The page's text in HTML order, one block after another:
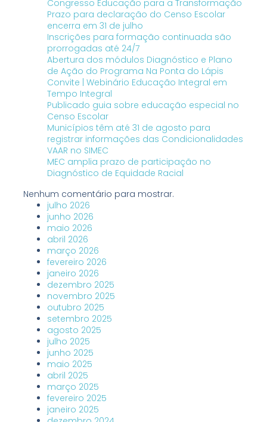
Congresso Educação para a Transformação
Prazo para declaração do Censo Escolar
encerra em 31 de julho
Inscrições para formação continuada são
prorrogadas até 24/7
Abertura dos módulos Diagnóstico e Plano
de Ação do Programa Na Ponta do Lápis
Convite | Webinário Educação Integral em
Tempo Integral
Publicado guia sobre educação especial no
Censo Escolar
Municípios têm até 31 de agosto para
registrar informações das Condicionalidades
VAAR no SIMEC
MEC amplia prazo de participação no
Diagnóstico de Equidade Racial
Nenhum comentário para mostrar.
julho 2026
junho 2026
maio 2026
abril 2026
março 2026
fevereiro 2026
janeiro 2026
dezembro 2025
novembro 2025
outubro 2025
setembro 2025
agosto 2025
julho 2025
junho 2025
maio 2025
abril 2025
março 2025
fevereiro 2025
janeiro 2025